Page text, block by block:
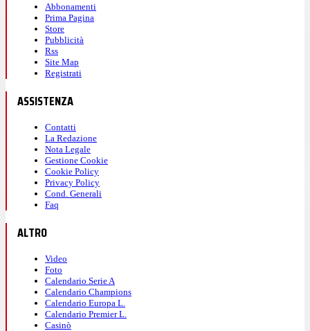
Abbonamenti
Prima Pagina
Store
Pubblicità
Rss
Site Map
Registrati
ASSISTENZA
Contatti
La Redazione
Nota Legale
Gestione Cookie
Cookie Policy
Privacy Policy
Cond. Generali
Faq
ALTRO
Video
Foto
Calendario Serie A
Calendario Champions
Calendario Europa L.
Calendario Premier L.
Casinò